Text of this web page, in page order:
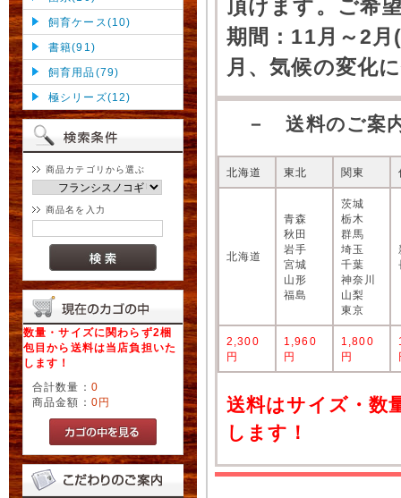
飼育ケース(10)
書籍(91)
飼育用品(79)
極シリーズ(12)
商品カテゴリから選ぶ
商品名を入力
数量・サイズに関わらず2梱
包目から送料は当店負担いた
します！
合計数量： 0
商品金額： 0円
頂けます。ご希
期間：11月～2
月、気候の変化
－ 送料のご案
北海道 東北 関東
北海道
青森
秋田
岩手
宮城
山形
福島
茨城
栃木
群馬
埼玉
千葉
神奈川
山梨
東京
2,300
円
1,960
円
1,800
円
送料はサイズ・数
します！